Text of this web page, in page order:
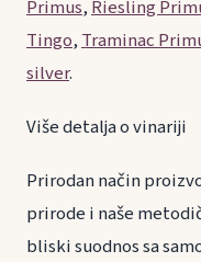
Primus,Riesling
Tingo,Traminac
silver.
Više detalja o vinariji
Prirodan način
prirode i naše
bliski suodnos sa